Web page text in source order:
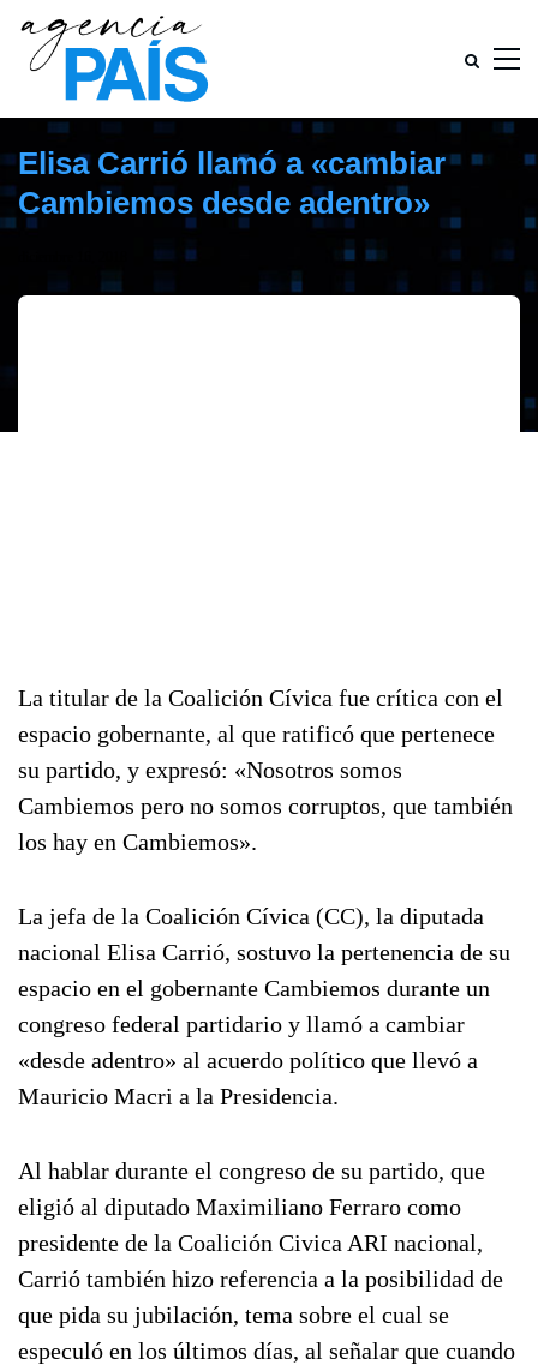
Elisa Carrió llamó a «cambiar
Cambiemos desde adentro»
La titular de la Coalición Cívica fue crítica con el
espacio gobernante, al que ratificó que pertenece
su partido, y expresó: «Nosotros somos
Cambiemos pero no somos corruptos, que también
los hay en Cambiemos».
La jefa de la Coalición Cívica (CC), la diputada
nacional Elisa Carrió, sostuvo la pertenencia de su
espacio en el gobernante Cambiemos durante un
congreso federal partidario y llamó a cambiar
«desde adentro» al acuerdo político que llevó a
Mauricio Macri a la Presidencia.
Al hablar durante el congreso de su partido, que
eligió al diputado Maximiliano Ferraro como
presidente de la Coalición Civica ARI nacional,
Carrió también hizo referencia a la posibilidad de
que pida su jubilación, tema sobre el cual se
especuló en los últimos días, al señalar que cuando